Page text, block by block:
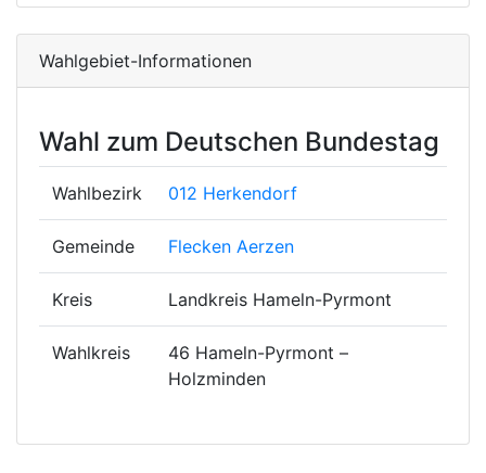
Wahlgebiet-Informationen
Wahl zum Deutschen Bundestag
Wahlbezirk 012 Herkendorf
Gemeinde Flecken Aerzen
Kreis Landkreis Hameln-Pyrmont
Wahlkreis
46 Hameln-Pyrmont –
Holzminden